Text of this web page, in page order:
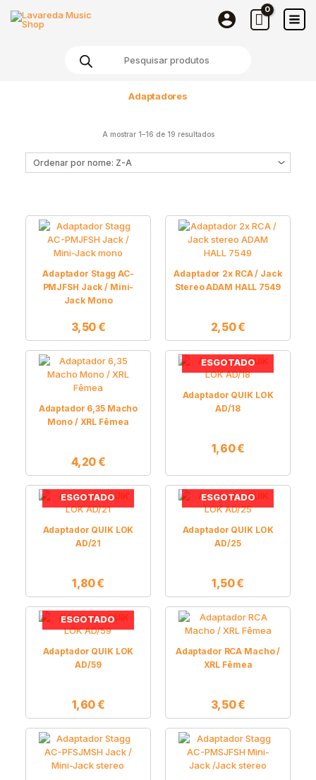
Adaptadores
A mostrar 1–16 de 19 resultados
Adaptador Stagg AC-
PMJFSH Jack / Mini-
Jack Mono
3,50€
Adaptador 2x RCA / Jack
Stereo ADAM HALL 7549
2,50€
Adaptador 6,35 Macho
Mono / XRL Fêmea
4,20€
ESGOTADO
Adaptador QUIK LOK
AD/18
1,60€
ESGOTADO
Adaptador QUIK LOK
AD/21
1,80€
ESGOTADO
Adaptador QUIK LOK
AD/25
1,50€
ESGOTADO
Adaptador QUIK LOK
AD/59
1,60€
Adaptador RCA Macho /
XRL Fêmea
3,50€